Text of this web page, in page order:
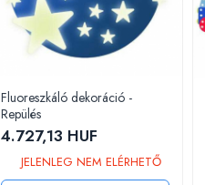
Fluoreszkáló dekoráció -
Repülés
4.727,13 HUF
JELENLEG NEM ELÉRHETŐ